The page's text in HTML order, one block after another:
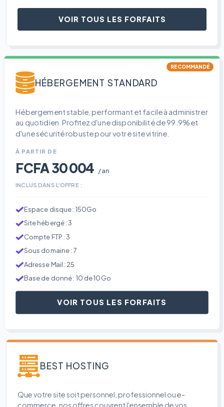
VOIR TOUS LES FORFAITS
RECOMMANDÉ
HÉBERGEMENT STANDARD
Hébergement stable, performant et facile à administrer
au quotidien. Profitez d'une disponibilité de 99.9% et
d'une sécurité robuste pour votre site vitrine.
À PARTIR DE
FCFA 30 004 /an
INCLUS DANS L'OFFRE :
Espace disque : 150Go
Site hébergé : 3
Compte FTP : 3
Sous domaine : 7
Adresse Mail : 25
Base de donné : 10 de 10Go
VOIR TOUS LES FORFAITS
BEST HOSTING
Que votre site soit personnel, professionnel ou e-
commerce, nos offres couvrent l'ensemble de vos